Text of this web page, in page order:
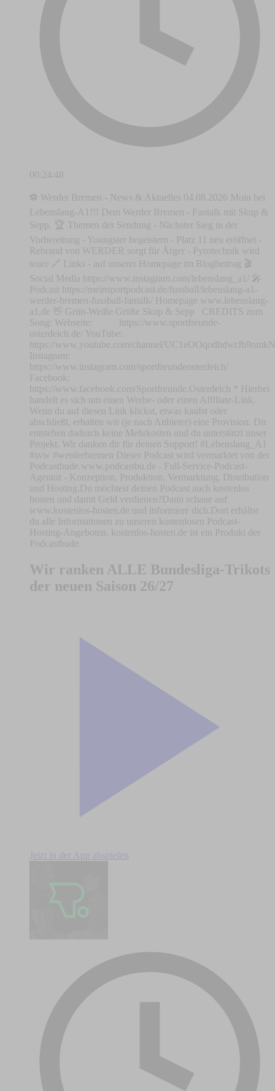
00:24:48
⚽ Werder Bremen - News & Aktuelles 04.08.2026 Moin bei
Lebenslang-A1!!! Dem Werder Bremen - Fantalk mit Skup &
Sepp. 🏆 Themen der Sendung - Nächster Sieg in der
Vorbereitung - Youngster begeistern - Platz 11 neu eröffnet -
Rebrand von WERDER sorgt für Ärger - Pyrotechnik wird
teuer 🔗 Links - auf unserer Homepage im Blogbeitrag 🎬
Social Media https://www.instagram.com/lebenslang_a1/ 🎤
Podcast https://meinsportpodcast.de/fussball/lebenslang-a1-
werder-bremen-fussball-fantalk/ Homepage www.lebenslang-
a1.de 👋 Grün-Weiße Grüße Skup & Sepp CREDITS zum
Song: Webseite: https://www.sportfreunde-
osterdeich.de/ YouTube:
https://www.youtube.com/channel/
Instagram:
https://www.instagram.com/sportfreundeosterdeich/
Facebook:
https://www.facebook.com/Sportfreunde.Osterdeich * Hierbei
handelt es sich um einen Werbe- oder einen Affiliate-Link.
Wenn du auf diesen Link klickst, etwas kaufst oder
abschließt, erhalten wir (je nach Anbieter) eine Provision. Dir
entstehen dadurch keine Mehrkosten und du unterstützt unser
Projekt. Wir danken dir für deinen Support! #Lebenslang_A1
#svw #werderbremen Dieser Podcast wird vermarktet von der
Podcastbude.www.podcastbu.de - Full-Service-Podcast-
Agentur - Konzeption, Produktion, Vermarktung, Distribution
und Hosting.Du möchtest deinen Podcast auch kostenlos
hosten und damit Geld verdienen?Dann schaue auf
www.kostenlos-hosten.de und informiere dich.Dort erhältst
du alle Informationen zu unseren kostenlosen Podcast-
Hosting-Angeboten. kostenlos-hosten.de ist ein Produkt der
Podcastbude.
Wir ranken ALLE Bundesliga-Trikots
der neuen Saison 26/27
Jetzt in der App abspielen